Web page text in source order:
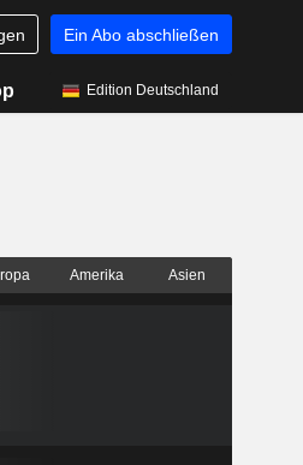
Ein Abo abschließen
Edition Deutschland
Amerika Asien